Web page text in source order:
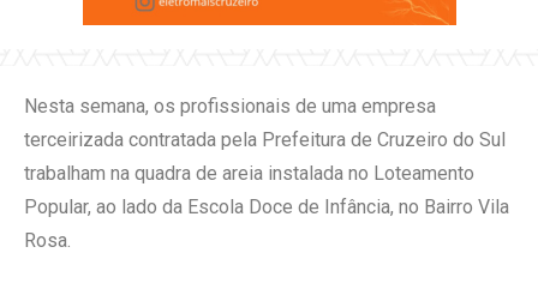
Nesta semana, os profissionais de uma empresa
terceirizada contratada pela Prefeitura de Cruzeiro do Sul
trabalham na quadra de areia instalada no Loteamento
Popular, ao lado da Escola Doce de Infância, no Bairro Vila
Rosa.